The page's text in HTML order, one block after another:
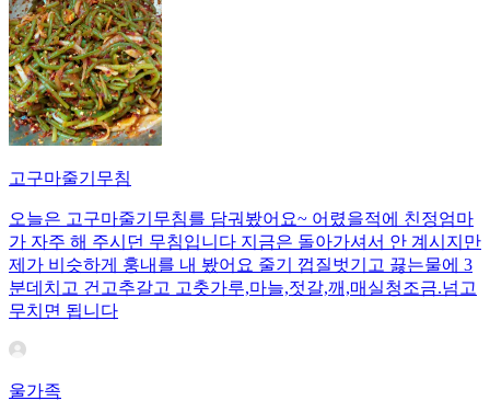
고구마줄기무침
오늘은 고구마줄기무침를 담궈봤어요~ 어렸을적에 친정엄마
가 자주 해 주시던 무침입니다 지금은 돌아가셔서 안 계시지만
제가 비슷하게 훙내를 내 봤어요 줄기 껍질벗기고 끓는물에 3
분데치고 건고추갈고 고춧가루,마늘,젓갈,깨,매실청조금.넘고
무치면 됩니다
울가족